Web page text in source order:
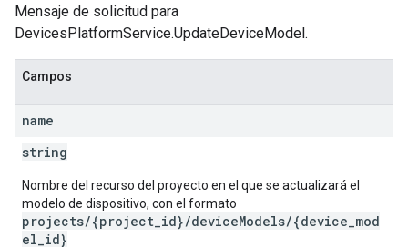
Mensaje de solicitud para
DevicesPlatformService.UpdateDeviceModel.
Campos
name
string
Nombre del recurso del proyecto en el que se actualizará el
modelo de dispositivo, con el formato
projects/{project_id}/deviceModels/{device_mod
el_id}